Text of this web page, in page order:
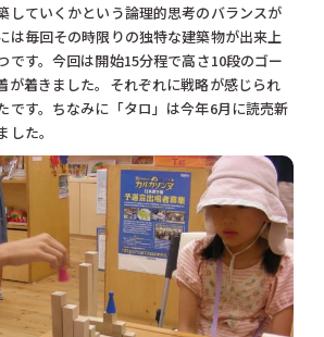
していくかという論理的思考のバランスが
は毎回その時限りの独特な建築物が出来上
です。今回は開始15分程で高さ10段のゴー
が着きました。それぞれに戦略が感じられ
です。ちなみに「タロ」は今年6月に読売新
た。